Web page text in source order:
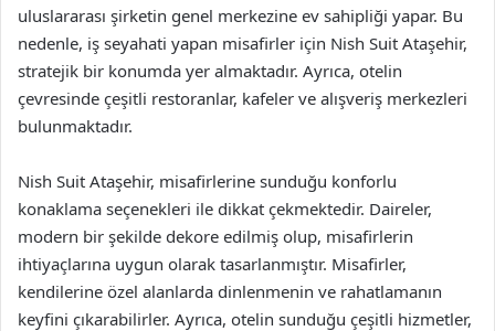
uluslararası şirketin genel merkezine ev sahipliği yapar. Bu
nedenle, iş seyahati yapan misafirler için Nish Suit Ataşehir,
stratejik bir konumda yer almaktadır. Ayrıca, otelin
çevresinde çeşitli restoranlar, kafeler ve alışveriş merkezleri
bulunmaktadır.
Nish Suit Ataşehir, misafirlerine sunduğu konforlu
konaklama seçenekleri ile dikkat çekmektedir. Daireler,
modern bir şekilde dekore edilmiş olup, misafirlerin
ihtiyaçlarına uygun olarak tasarlanmıştır. Misafirler,
kendilerine özel alanlarda dinlenmenin ve rahatlamanın
keyfini çıkarabilirler. Ayrıca, otelin sunduğu çeşitli hizmetler,